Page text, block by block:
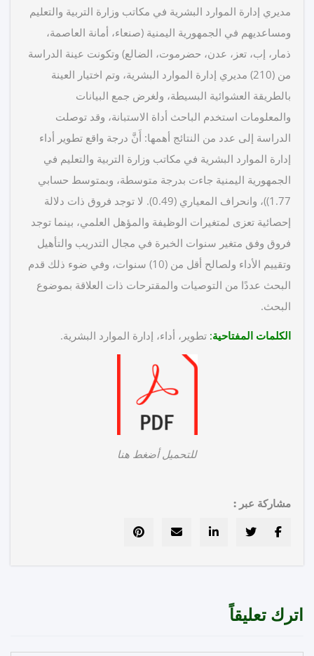
مديري إدارة الموارد البشرية في مكاتب وزارة التربية والتعليم
ومساعديهم في الجمهورية اليمنية (صنعاء، أمانة العاصمة،
ذمار، إب، تعز، عدن، حضرموت، الضالع) وتكونت عينة الدراسة
من (210) مديري إدارة الموارد البشرية، وتم اختيار العينة
بالطريقة العشوائية البسيطة، ولغرض جمع البيانات
والمعلومات استخدم الباحث أداة الاستبانة، وقد توصلت
الدراسة إلى عدد من النتائج أهمها: أَنَّ درجة واقع تطوير أداء
إدارة الموارد البشرية في مكاتب وزارة التربية والتعليم في
الجمهورية اليمنية جاءت بدرجة متوسطة، وبمتوسط حسابي
1.77))، وانحراف المعياري (0.49). لا توجد فروق ذات دلالة
إحصائية تعزى لمتغيرات الوظيفة والمؤهل العلمي، بينما توجد
فروق وفق متغير سنوات الخبرة في مجال التدريب والتأهيل
وتقييم الأداء ولصالح أقل من (10) سنوات، وفي ضوء ذلك قدم
البحث عددًا من التوصيات والمقترحات ذات العلاقة بموضوع
البحث.
الكلمات المفتاحية:تطوير، أداء، إدارة الموارد البشرية.
للتحميل أضغط هنا
مشاركة عبر :
تعليقاً